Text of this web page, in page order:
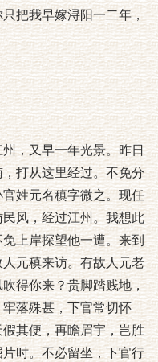
把我早嫁浔阳一二年，
，又早一年光景。昨日
打从这里经过。不免分
姓元名稹字微之。现任
风，经过江州。我想此
上岸探望他一遭。来到
元稹来访。有故人元老
得你来？贵脚踏贱地，
落殊甚，下官常切怀
其便，再瞻眉宇，岂胜
时。不必留坐，下官行